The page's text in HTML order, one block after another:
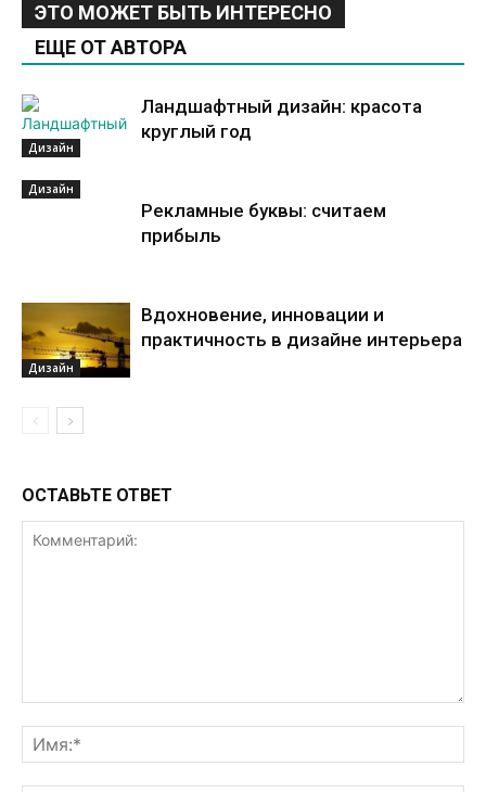
ЭТО МОЖЕТ БЫТЬ ИНТЕРЕСНО
ЕЩЕ ОТ АВТОРА
Дизайн
Ландшафтный дизайн: красота
круглый год
Дизайн
Рекламные буквы: считаем
прибыль
Дизайн
Вдохновение, инновации и
практичность в дизайне интерьера
ОСТАВЬТЕ ОТВЕТ